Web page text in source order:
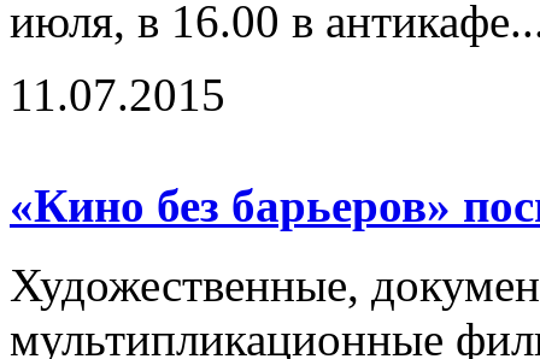
июля, в 16.00 в
11.07.2015
«Кино без барьеров»
Художественные,
мультипликационные